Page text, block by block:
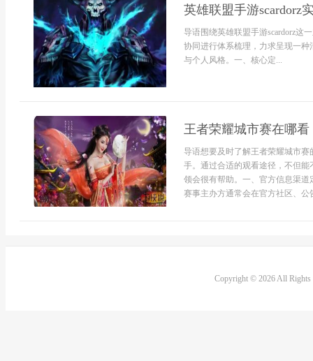
英雄联盟手游scardorz
导语围绕英雄联盟手游scardorz这
协同进行体系梳理，力求呈现一
与个人风格。一、核心定...
王者荣耀城市赛在哪看
导语想要及时了解王者荣耀城市
手。通过合适的观看途径，不但
领会很有帮助。一、官方信息渠
赛事主办方通常会在官方社区、公
Copyright © 2026 All